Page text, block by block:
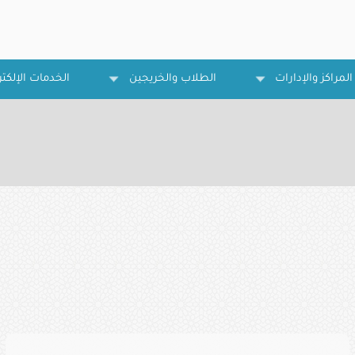
المراكز والإدارات الطلاب والخريجين الخدمات